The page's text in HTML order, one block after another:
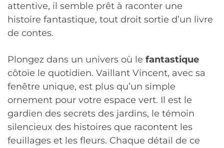
attentive, il semble prêt à raconter une
histoire fantastique, tout droit sortie d’un livre
de contes.
Plongez dans un univers où le fantastique
côtoie le quotidien. Vaillant Vincent, avec sa
fenêtre unique, est plus qu’un simple
ornement pour votre espace vert. Il est le
gardien des secrets des jardins, le témoin
silencieux des histoires que racontent les
feuillages et les fleurs. Chaque détail de ce